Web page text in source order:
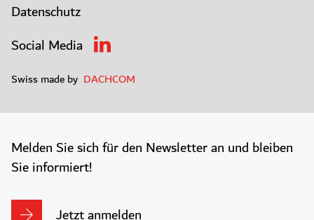
Datenschutz
Social Media
Swiss made by DACHCOM
Melden Sie sich für den Newsletter an und bleiben
Sie informiert!
Jetzt anmelden